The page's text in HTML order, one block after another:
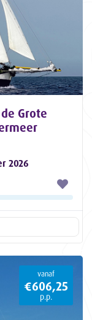
Grote
2026
vanaf
€606,25
p.p.